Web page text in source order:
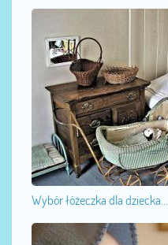
Wybór łóżeczka dla dziecka...